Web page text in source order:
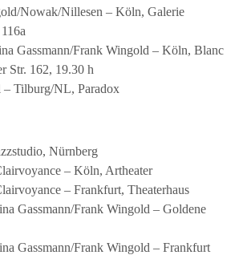
Nowak/Nillesen – Köln, Galerie
Gassmann/Frank Wingold – Köln, Blanc
Str. 162, 19.30 h
– Tilburg/NL, Paradox
Nürnberg
– Köln, Artheater
– Frankfurt, Theaterhaus
Gassmann/Frank Wingold – Goldene
Gassmann/Frank Wingold – Frankfurt